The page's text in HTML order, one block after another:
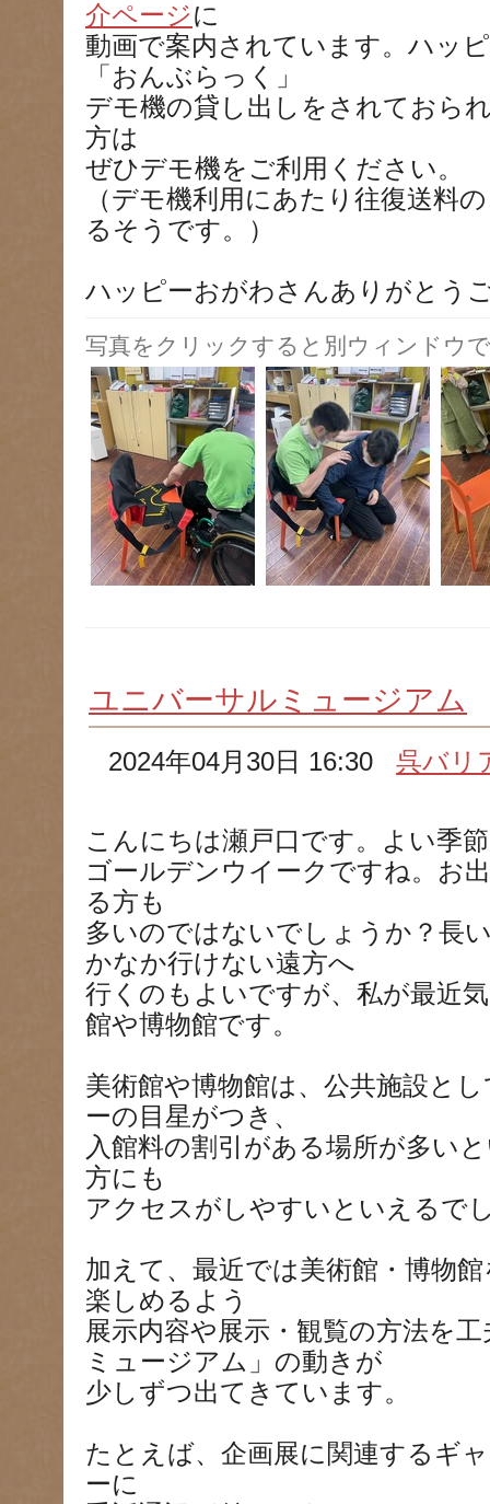
介ページに
動画で案内されています。ハッ
「おんぶらっく」
デモ機の貸し出しをされておら
方は
ぜひデモ機をご利用ください。
（デモ機利用にあたり往復送料
るそうです。）
ハッピーおがわさんありがとう
写真をクリックすると別ウィンドウ
ユニバーサルミュージアム
2024年04月30日 16:30呉バリ
こんにちは瀬戸口です。よい季
ゴールデンウイークですね。お
る方も
多いのではないでしょうか？長
かなか行けない遠方へ
行くのもよいですが、私が最近
館や博物館です。
美術館や博物館は、公共施設と
ーの目星がつき、
入館料の割引がある場所が多い
方にも
アクセスがしやすいといえるで
加えて、最近では美術館・博物
楽しめるよう
展示内容や展示・観覧の方法を
ミュージアム」の動きが
少しずつ出てきています。
たとえば、企画展に関連するギ
ーに